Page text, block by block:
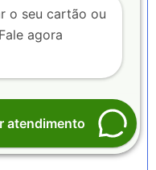
o seu cartão ou
agora
atendimento